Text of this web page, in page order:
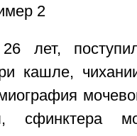
2
лет,
кашле,
сфинктера